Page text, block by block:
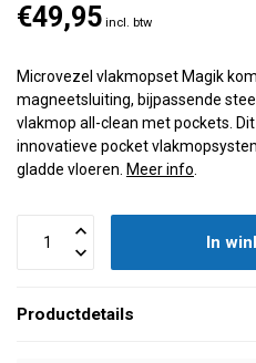
€49,95 incl. btw
Microvezel vlakmopset Magik
magneetsluiting, bijpassende
vlakmop all-clean met pockets.
innovatieve pocket
gladde vloeren. Meer info
In
Productdetails